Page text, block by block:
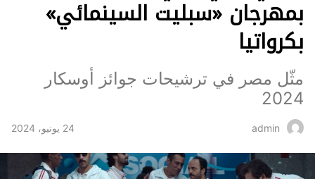
بمهرجان «سبليت السينمائي»
بكرواتيا
مثّل مصر في ترشيحات جوائز أوسكار
2024
admin 24 يونيو، 2024